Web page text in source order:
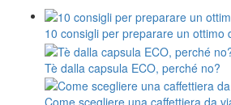
10 consigli per preparare un ottimo
Tè dalla capsula ECO, perché no?
Come scegliere una caffettiera da